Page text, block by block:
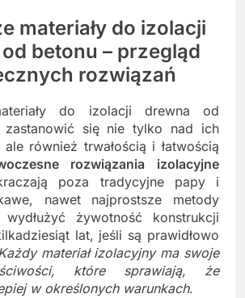
materiały do izolacji
betonu – przegląd
rozwiązań
do izolacji drewna od
zastanowić się nie tylko nad ich
również trwałością i łatwością
rozwiązania izolacyjne
poza tradycyjne papy i
nawet najprostsze metody
żywotność konstrukcji
lat, jeśli są prawidłowo
materiał izolacyjny ma swoje
które sprawiają, że
w określonych warunkach.